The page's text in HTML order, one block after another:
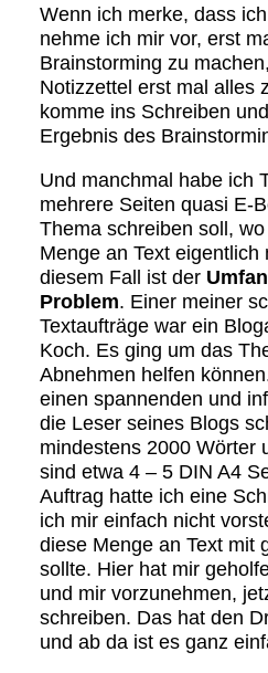
Wenn ich merke, dass
nehme ich mir vor, erst
Brainstorming zu
Notizzettel erst mal alles
komme ins Schreiben
Ergebnis des
Und manchmal habe ich
mehrere Seiten quasi E-
Thema schreiben soll,
Menge an Text eigentlich
diesem Fall ist der
Problem. Einer meiner
Textaufträge war ein
Koch. Es ging um das
Abnehmen helfen
einen spannenden und
die Leser seines Blogs
mindestens 2000 Wörter
sind etwa 4 – 5 DIN A4
Auftrag hatte ich eine
ich mir einfach nicht
diese Menge an Text mit
sollte. Hier hat mir
und mir vorzunehmen,
schreiben. Das hat den
und ab da ist es ganz